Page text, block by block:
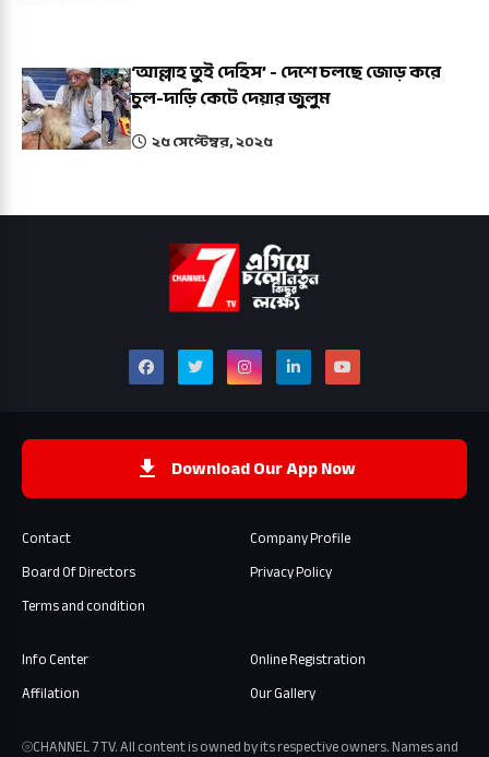
‘আল্লাহ তুই দেহিস’ - দেশে চলছে জোড় করে
চুল-দাড়ি কেটে দেয়ার জুলুম
২৫ সেপ্টেম্বর, ২০২৫
Download Our App Now
Contact
Company Profile
Board Of Directors
Privacy Policy
Terms and condition
Info Center
Online Registration
Affilation
Our Gallery
⦾CHANNEL 7 TV. All content is owned by its respective owners. Names and